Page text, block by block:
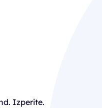
Izperite.